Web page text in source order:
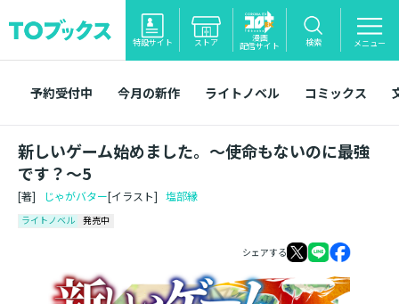
特設サイト ストア 漫画
配信サイト 検索 メニュー
予約受付中 今月の新作 ライトノベル コミックス
新しいゲーム始めました。～使命もないのに最強
です？～5
[著] じゃがバター[イラスト] 塩部縁
ライトノベル 発売中
シェアする